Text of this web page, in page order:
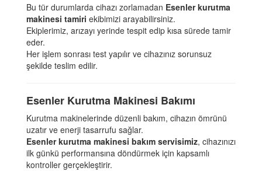
Bu tür durumlarda cihazı zorlamadan Esenler kurutma
makinesi tamiri ekibimizi arayabilirsiniz.
Ekiplerimiz, arızayı yerinde tespit edip kısa sürede tamir
eder.
Her işlem sonrası test yapılır ve cihazınız sorunsuz
şekilde teslim edilir.
Esenler Kurutma Makinesi Bakımı
Kurutma makinelerinde düzenli bakım, cihazın ömrünü
uzatır ve enerji tasarrufu sağlar.
Esenler kurutma makinesi bakım servisimiz, cihazınızı
ilk günkü performansına döndürmek için kapsamlı
kontroller gerçekleştirir.